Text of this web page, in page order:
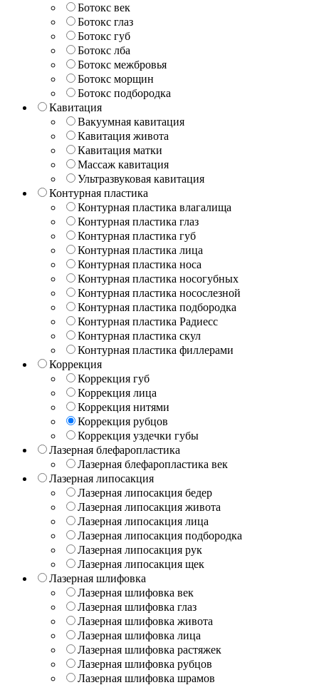
Ботокс век
Ботокс глаз
Ботокс губ
Ботокс лба
Ботокс межбровья
Ботокс морщин
Ботокс подбородка
Кавитация
Вакуумная кавитация
Кавитация живота
Кавитация матки
Массаж кавитация
Ультразвуковая кавитация
Контурная пластика
Контурная пластика влагалища
Контурная пластика глаз
Контурная пластика губ
Контурная пластика лица
Контурная пластика носа
Контурная пластика носогубных
Контурная пластика носослезной
Контурная пластика подбородка
Контурная пластика Радиесс
Контурная пластика скул
Контурная пластика филлерами
Коррекция
Коррекция губ
Коррекция лица
Коррекция нитями
Коррекция рубцов
Коррекция уздечки губы
Лазерная блефаропластика
Лазерная блефаропластика век
Лазерная липосакция
Лазерная липосакция бедер
Лазерная липосакция живота
Лазерная липосакция лица
Лазерная липосакция подбородка
Лазерная липосакция рук
Лазерная липосакция щек
Лазерная шлифовка
Лазерная шлифовка век
Лазерная шлифовка глаз
Лазерная шлифовка живота
Лазерная шлифовка лица
Лазерная шлифовка растяжек
Лазерная шлифовка рубцов
Лазерная шлифовка шрамов